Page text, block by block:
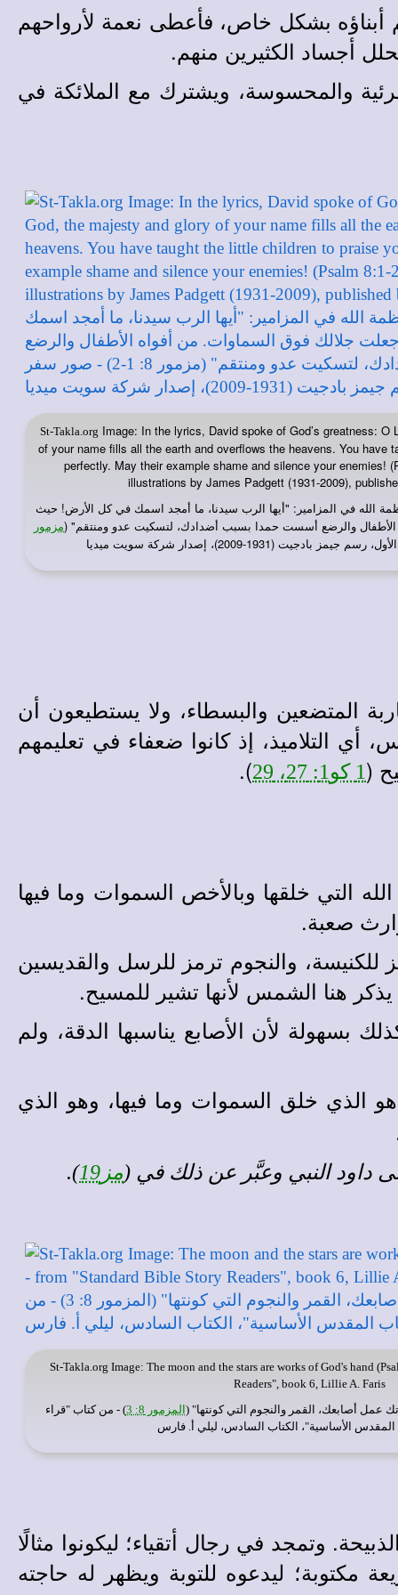
أبناؤه بشكل خاص، فأعطى نعمة لأرواحهم
أجساد الكثيرين منهم.
والمحسوسة، ويشترك مع الملائكة في
St-Takla.org Image: In the lyrics, David spoke of God’s greatness: O
of your name fills all the earth and overflows the heavens. You have
perfectly. May their example shame and silence your enemies!
illustrations by James Padgett (1931-2009),
الله في المزامير: "أيها الرب سيدنا، ما أمجد اسمك في كل الأرض! حيث
والرضع أسست حمدا بسبب أضدادك، لتسكيت عدو ومنتقم" (مزمور
(1931-2009)، إصدار شركة سويت ميديا
المتضعين والبسطاء، ولا يستطيعون أن
أي التلاميذ، إذ كانوا ضعفاء في تعليمهم
(1 كو1: 27، 29 ).
التي خلقها وبالأخص السموات وما فيها
صعبة.
للكنيسة، والنجوم ترمز للرسل والقديسين
هنا الشمس لأنها تشير للمسيح.
بسهولة لأن الأصابع يناسبها الدقة، ولم
الذي خلق السموات وما فيها، وهو الذي
داود النبي وعبَّر عن ذلك في (مز19 ).
St-Takla.org Image: The moon and the stars are works of God's hand
Readers", book 6, Lillie A. Faris
عمل أصابعك، القمر والنجوم التي كونتها" ( المزمور 8: 3
) - من كتاب "قراء
الأساسية"، الكتاب السادس، ليلي أ. فارس
وتمجد في رجال أتقياء؛ ليكونوا مثالًا
مكتوبة؛ ليدعوه للتوبة ويظهر له حاجته